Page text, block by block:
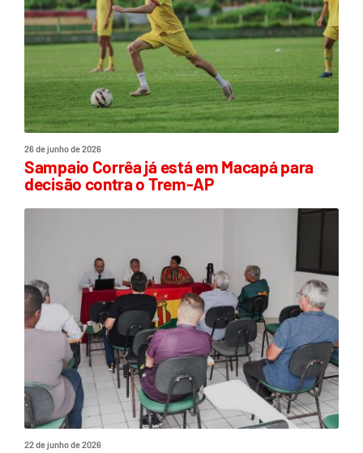
26 de junho de 2026
Sampaio Corrêa já está em Macapá para
decisão contra o Trem-AP
22 de junho de 2026